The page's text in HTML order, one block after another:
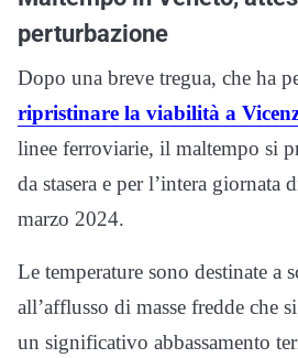
perturbazione
Dopo una breve tregua, che ha
ripristinare la viabilità a
linee ferroviarie, il maltempo si
da stasera e per l’intera giornata
marzo 2024.
Le temperature sono destinate a
all’afflusso di masse fredde che
un significativo abbassamento